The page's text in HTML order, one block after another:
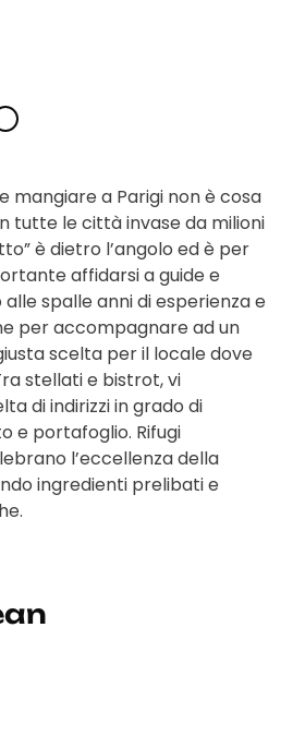
mangiare a Parigi non è cosa
tutte le città invase da milioni
è dietro l’angolo ed è per
affidarsi a guide e
spalle anni di esperienza e
per accompagnare ad un
scelta per il locale dove
stellati e bistrot, vi
di indirizzi in grado di
e portafoglio. Rifugi
l’eccellenza della
ingredienti prelibati e